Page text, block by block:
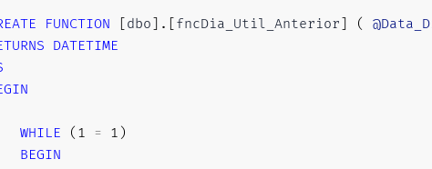
FUNCTION [dbo] . [fncDia_Util_Anterior] (
DATETIME
WHILE ( 1 = 1 )
BEGIN